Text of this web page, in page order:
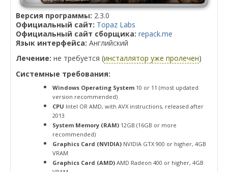
Версия программы: 2.3.0
Официальный сайт: Topaz Labs
Официальный сайт сборщика: repack.me
Язык интерфейса: Английский
Лечение: не требуется (инсталлятор уже пролечен)
Системные требования:
Windows Operating System 10 or 11 (most updated
version recommended)
CPU Intel OR AMD, with AVX instructions, released after
2013
System Memory (RAM) 12GB (16GB or more
recommended)
Graphics Card (NVIDIA) NVIDIA GTX 900 or higher, 4GB
VRAM
Graphics Card (AMD) AMD Radeon 400 or higher, 4GB